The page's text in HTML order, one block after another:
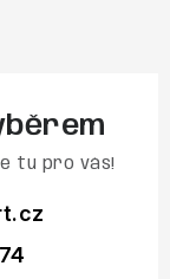
tu pro vás!